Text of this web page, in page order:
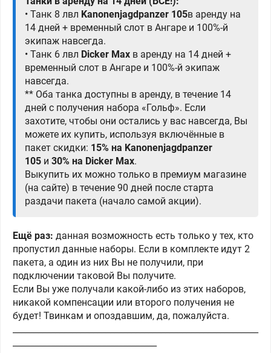
• Танк 8 лвл Kanonenjagdpanzer 105в аренду на
14 дней + временный слот в Ангаре и 100%-й
экипаж навсегда.
• Танк 6 лвл Dicker Max в аренду на 14 дней +
временный слот в Ангаре и 100%-й экипаж
навсегда.
** Оба танка доступны в аренду, в течение 14
дней с получения набора «Гольф». Если
захотите, чтобы они остались у вас навсегда, Вы
можете их купить, используя включённые в
пакет скидки: 15% на Kanonenjagdpanzer
105 и 30% на Dicker Max.
Выкупить их можно только в премиум магазине
(на сайте) в течение 90 дней после старта
раздачи пакета (начало самой акции).
Ещё раз: данная возможность есть только у тех, кто
пропустил данные наборы. Если в комплекте идут 2
пакета, а один из них Вы не получили, при
подключении таковой Вы получите.
Если Вы уже получали какой-либо из этих наборов,
никакой компенсации или второго получения не
будет! Твинкам и опоздавшим, да, пожалуйста.